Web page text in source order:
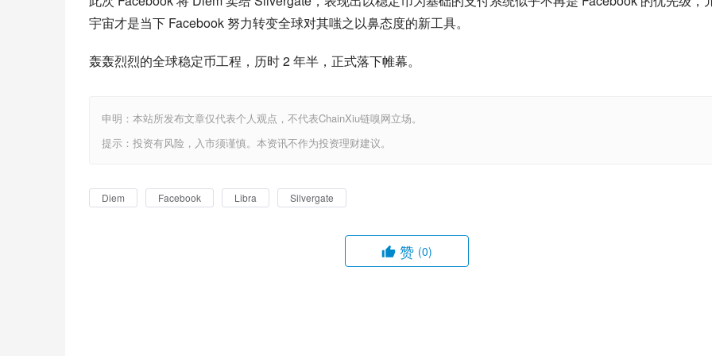
宇宙才是当下 Facebook 努力转变全球对其嗤之以鼻态度的新工具。
轰轰烈烈的全球稳定币工程，历时 2 年半，正式落下帷幕。
申明：本站所发布文章仅代表个人观点，不代表ChainXiu链嗅网立场。
提示：投资有风险，入市须谨慎。本资讯不作为投资理财建议。
Diem Facebook Libra Silvergate
赞 (0)